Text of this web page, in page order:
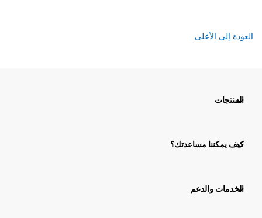
العودة إلى الأعلى
المنتجات
كيف يمكننا مساعدتك؟
الخدمات والدعم